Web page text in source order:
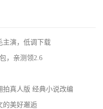
主演，低调下载
，亲测领2.6
拍真人版 经典小说改编
的美好邂逅